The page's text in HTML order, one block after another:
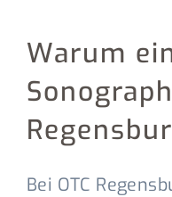
Warum
Bei OTC